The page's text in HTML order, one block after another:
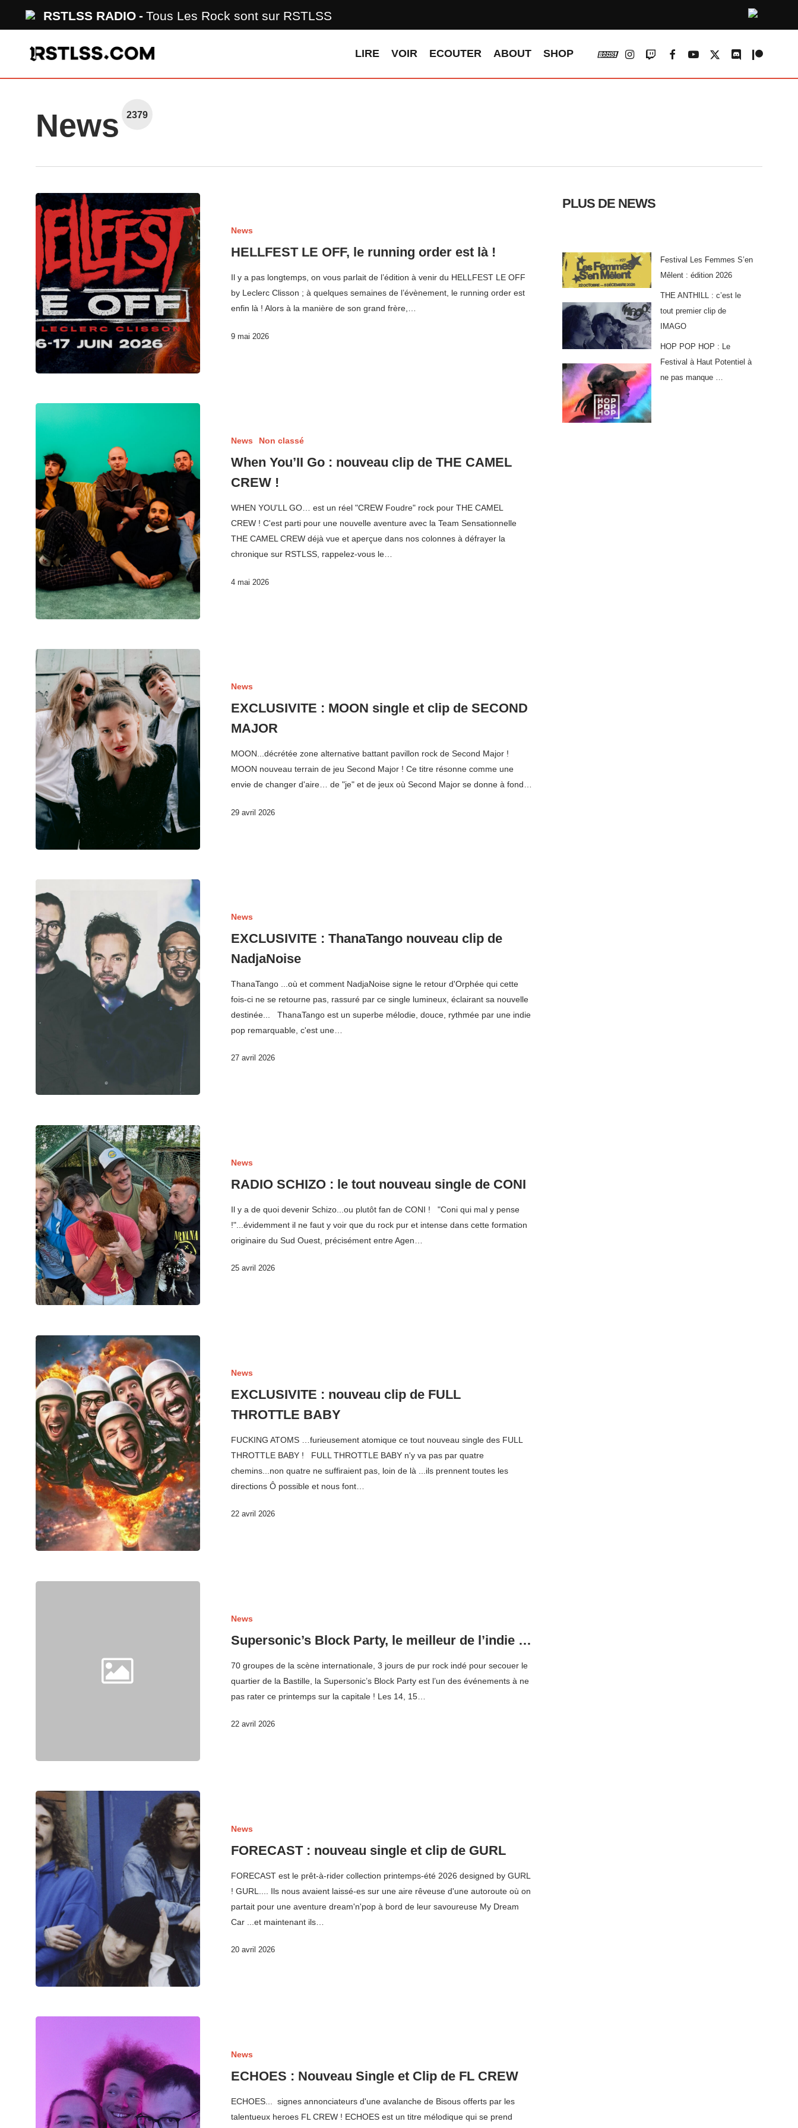
RSTLSS RADIO Tous Les Rock sont sur RSTLSS
LIRE VOIR ECOUTER ABOUT SHOP vk instagram
twitchfacebookyoutube
x-
discordpatreon
News 2379
News
HELLFEST LE OFF, le running order est là !
Il y a pas longtemps, on vous parlait de l’édition à venir du HELLFEST LE OFF
by Leclerc Clisson ; à quelques semaines de l’évènement, le running order est
enfin là ! Alors à la manière de son grand frère,…
9 mai 2026
News Non classé
When You’II Go : nouveau clip de THE CAMEL
CREW !
WHEN YOU'LL GO… est un réel "CREW Foudre" rock pour THE CAMEL
CREW ! C'est parti pour une nouvelle aventure avec la Team Sensationnelle
THE CAMEL CREW déjà vue et aperçue dans nos colonnes à défrayer la
chronique sur RSTLSS, rappelez-vous le…
4 mai 2026
News
EXCLUSIVITE : MOON single et clip de SECOND
MAJOR
MOON...décrétée zone alternative battant pavillon rock de Second Major !
MOON nouveau terrain de jeu Second Major ! Ce titre résonne comme une
envie de changer d'aire… de "je" et de jeux où Second Major se donne à fond…
29 avril 2026
News
EXCLUSIVITE : ThanaTango nouveau clip de
NadjaNoise
ThanaTango ...où et comment NadjaNoise signe le retour d'Orphée qui cette
fois-ci ne se retourne pas, rassuré par ce single lumineux, éclairant sa nouvelle
destinée... ThanaTango est un superbe mélodie, douce, rythmée par une indie
pop remarquable, c'est une…
27 avril 2026
News
RADIO SCHIZO : le tout nouveau single de CONI
Il y a de quoi devenir Schizo...ou plutôt fan de CONI ! "Coni qui mal y pense
!"...évidemment il ne faut y voir que du rock pur et intense dans cette formation
originaire du Sud Ouest, précisément entre Agen…
25 avril 2026
News
EXCLUSIVITE : nouveau clip de FULL
THROTTLE BABY
FUCKING ATOMS …furieusement atomique ce tout nouveau single des FULL
THROTTLE BABY ! FULL THROTTLE BABY n'y va pas par quatre
chemins...non quatre ne suffiraient pas, loin de là ...ils prennent toutes les
directions Ô possible et nous font…
22 avril 2026
News
Supersonic’s Block Party, le meilleur de l’indie …
70 groupes de la scène internationale, 3 jours de pur rock indé pour secouer le
quartier de la Bastille, la Supersonic’s Block Party est l’un des événements à ne
pas rater ce printemps sur la capitale ! Les 14, 15…
22 avril 2026
News
FORECAST : nouveau single et clip de GURL
FORECAST est le prêt-à-rider collection printemps-été 2026 designed by GURL
! GURL.... Ils nous avaient laissé-es sur une aire rêveuse d'une autoroute où on
partait pour une aventure dream'n'pop à bord de leur savoureuse My Dream
Car ...et maintenant ils…
20 avril 2026
News
ECHOES : Nouveau Single et Clip de FL CREW
ECHOES... signes annonciateurs d'une avalanche de Bisous offerts par les
talentueux heroes FL CREW ! ECHOES est un titre mélodique qui se prend
PLUS DE NEWS
Festival Les Femmes S’en
Mêlent : édition 2026
THE ANTHILL : c’est le
tout premier clip de
IMAGO
HOP POP HOP : Le
Festival à Haut Potentiel à
ne pas manque …